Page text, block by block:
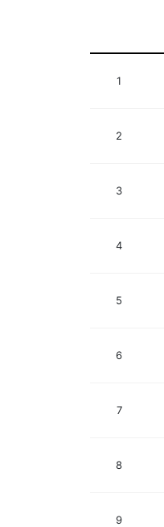
1
2
3
4
5
6
7
8
9